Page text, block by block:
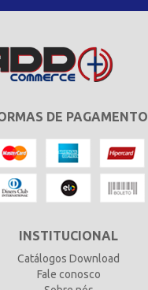
DE PAGAMENTO
INSTITUCIONAL
Catálogos Download
Fale conosco